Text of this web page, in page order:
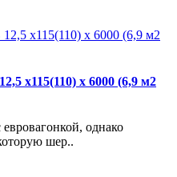
х115(110) х 6000 (6,9 м2
однако
шер..